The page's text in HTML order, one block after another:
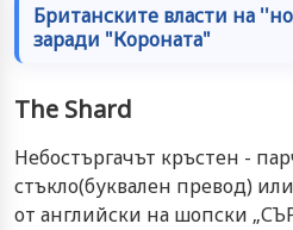
Британските власти на
заради "Короната"
The Shard
Небостъргачът кръстен -
стъкло(буквален превод)
от английски на шопски